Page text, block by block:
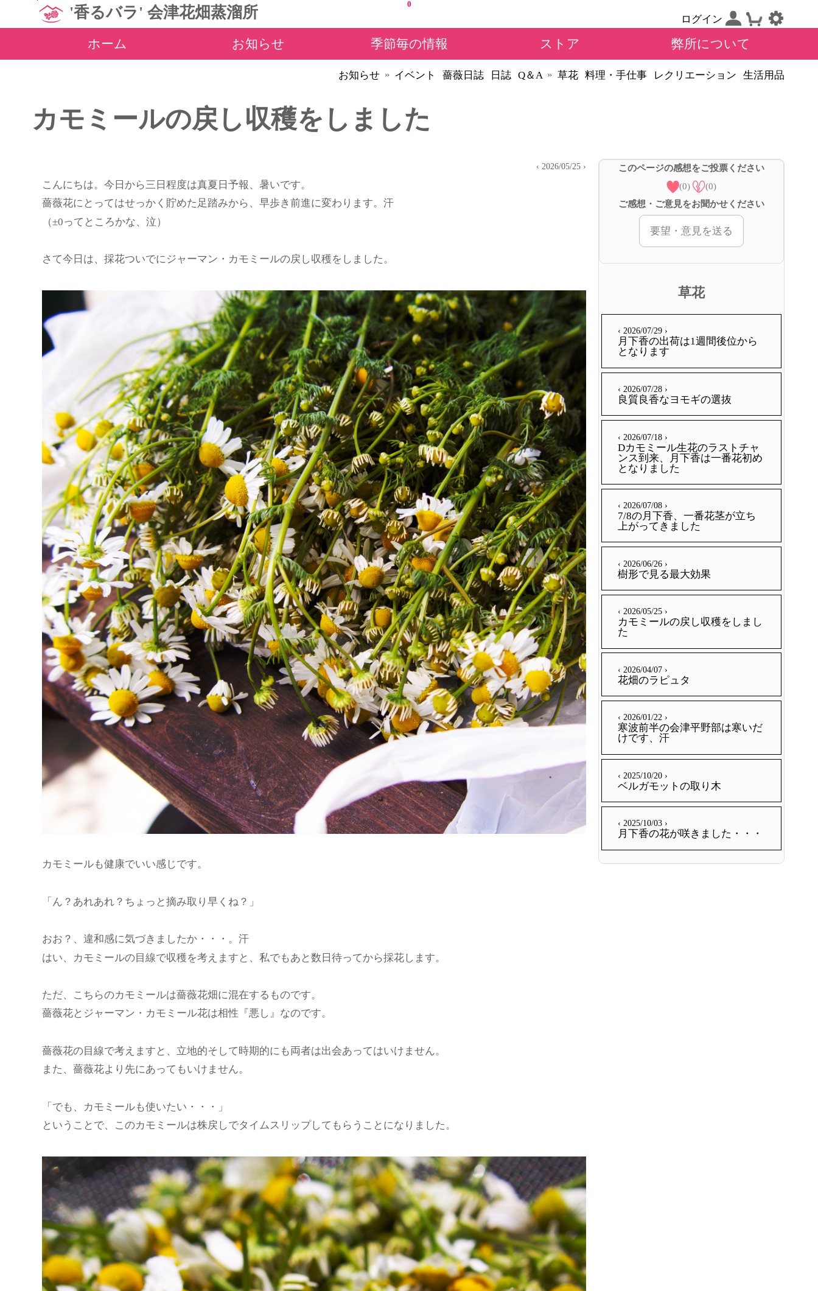
'香るバラ' 会津花畑蒸溜所 ログイン
0
ホーム お知らせ 季節毎の情報 ストア 弊所について
お知らせ » イベント 薔薇日誌 日誌 Q＆A » 草花 料理・手仕事 レクリエーション 生活用品
カモミールの戻し収穫をしました
‹ 2026/05/25 ›
こんにちは。今日から三日程度は真夏日予報、暑いです。
薔薇花にとってはせっかく貯めた足踏みから、早歩き前進に変わります。汗
（±0ってところかな、泣）
さて今日は、採花ついでにジャーマン・カモミールの戻し収穫をしました。
カモミールも健康でいい感じです。
「ん？あれあれ？ちょっと摘み取り早くね？」
おお？、違和感に気づきましたか・・・。汗
はい、カモミールの目線で収穫を考えますと、私でもあと数日待ってから採花します。
ただ、こちらのカモミールは薔薇花畑に混在するものです。
薔薇花とジャーマン・カモミール花は相性『悪し』なのです。
薔薇花の目線で考えますと、立地的そして時期的にも両者は出会あってはいけません。
また、薔薇花より先にあってもいけません。
「でも、カモミールも使いたい・・・」
ということで、このカモミールは株戻しでタイムスリップしてもらうことになりました。
このページの感想をご投票ください
(0)
(0)
ご感想・ご意見をお聞かせください
要望・意見を送る
草花
‹ 2026/07/29 ›
月下香の出荷は1週間後位から
となります
‹ 2026/07/28 ›
良質良香なヨモギの選抜
‹ 2026/07/18 ›
Dカモミール生花のラストチャ
ンス到来、月下香は一番花初め
となりました
‹ 2026/07/08 ›
7/8の月下香、一番花茎が立ち
上がってきました
‹ 2026/06/26 ›
樹形で見る最大効果
‹ 2026/05/25 ›
カモミールの戻し収穫をしまし
た
‹ 2026/04/07 ›
花畑のラピュタ
‹ 2026/01/22 ›
寒波前半の会津平野部は寒いだ
けです、汗
‹ 2025/10/20 ›
ベルガモットの取り木
‹ 2025/10/03 ›
月下香の花が咲きました・・・